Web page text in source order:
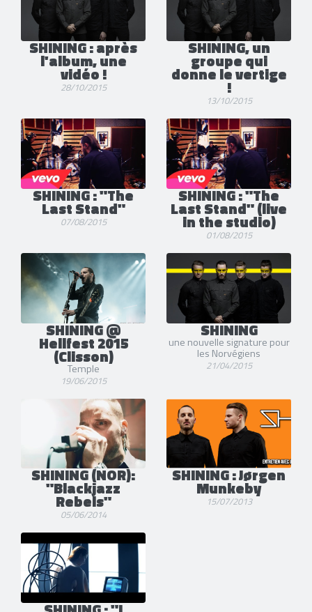
SHINING : après
l'album, une
vidéo !
28/10/2015
SHINING, un
groupe qui
donne le vertige
!
13/10/2015
SHINING : "The
Last Stand"
07/08/2015
SHINING : "The
Last Stand" (live
in the studio)
01/08/2015
SHINING @
Hellfest 2015
(Clisson)
Temple
19/06/2015
SHINING
une nouvelle signature pour
les Norvégiens
21/04/2015
SHINING (NOR):
"Blackjazz
Rebels"
05/06/2014
SHINING : Jørgen
Munkeby
15/07/2013